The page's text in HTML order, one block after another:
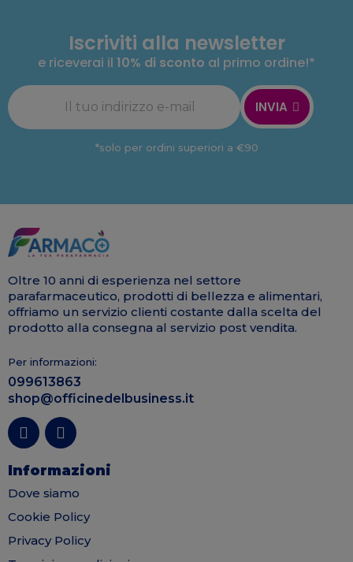
Iscriviti alla newsletter
e riceverai il 10% di sconto al primo ordine!*
INVIA
*solo per ordini superiori a €90
Oltre 10 anni di esperienza nel settore
parafarmaceutico, prodotti di bellezza e alimentari,
offriamo un servizio clienti costante dalla scelta del
prodotto alla consegna al servizio post vendita.
Per informazioni:
099613863
shop@officinedelbusiness.it
Informazioni
Dove siamo
Cookie Policy
Privacy Policy